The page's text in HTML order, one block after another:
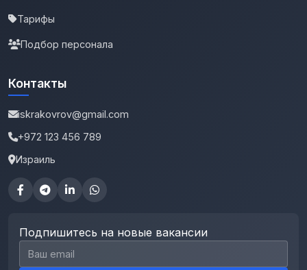
Тарифы
Подбор персонала
Контакты
iskrakovrov@gmail.com
+972 123 456 789
Израиль
Подпишитесь на новые вакансии
Email для подписки